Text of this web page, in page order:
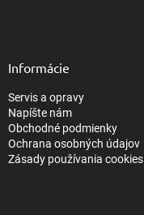
Informácie
Servis a opravy
Napíšte nám
Obchodné podmienky
Ochrana osobných údajov
Zásady používania cookies